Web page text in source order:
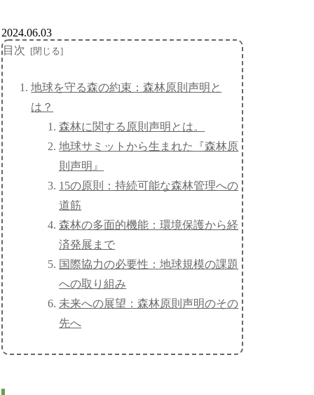
2024.06.03
目次
地球を守る森の約束：森林原則声明と
は？
森林に関する原則声明とは。
地球サミットから生まれた『森林原
則声明』
15の原則：持続可能な森林管理への
道筋
森林の多面的機能：環境保護から経
済発展まで
国際協力の必要性：地球規模の課題
への取り組み
未来への展望：森林原則声明のその
先へ